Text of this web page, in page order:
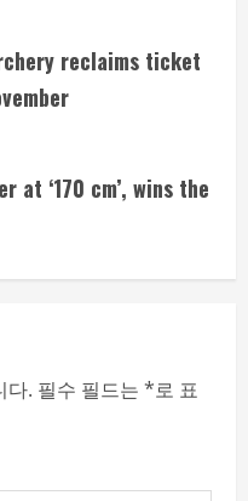
reclaims ticket
at ‘170 cm’, wins the
다. 필수 필드는 *로 표